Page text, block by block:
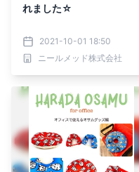
れました☆
2021-10-01 18:50
ニールメッド株式会社